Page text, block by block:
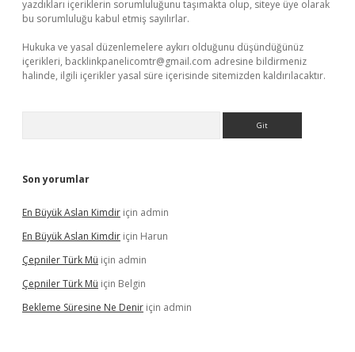
yazdıkları içeriklerin sorumluluğunu taşımakta olup, siteye üye olarak
bu sorumluluğu kabul etmiş sayılırlar.
Hukuka ve yasal düzenlemelere aykırı olduğunu düşündüğünüz
içerikleri, backlinkpanelicomtr@gmail.com adresine bildirmeniz
halinde, ilgili içerikler yasal süre içerisinde sitemizden kaldırılacaktır.
Son yorumlar
En Büyük Aslan Kimdir için admin
En Büyük Aslan Kimdir için Harun
Çepniler Türk Mü için admin
Çepniler Türk Mü için Belgin
Bekleme Süresine Ne Denir için admin